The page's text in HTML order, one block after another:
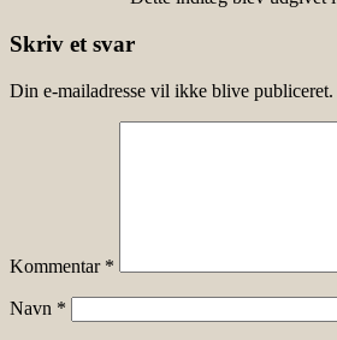
Skriv et svar
Din e-mailadresse vil ikke blive publiceret.
Kommentar *
Navn *